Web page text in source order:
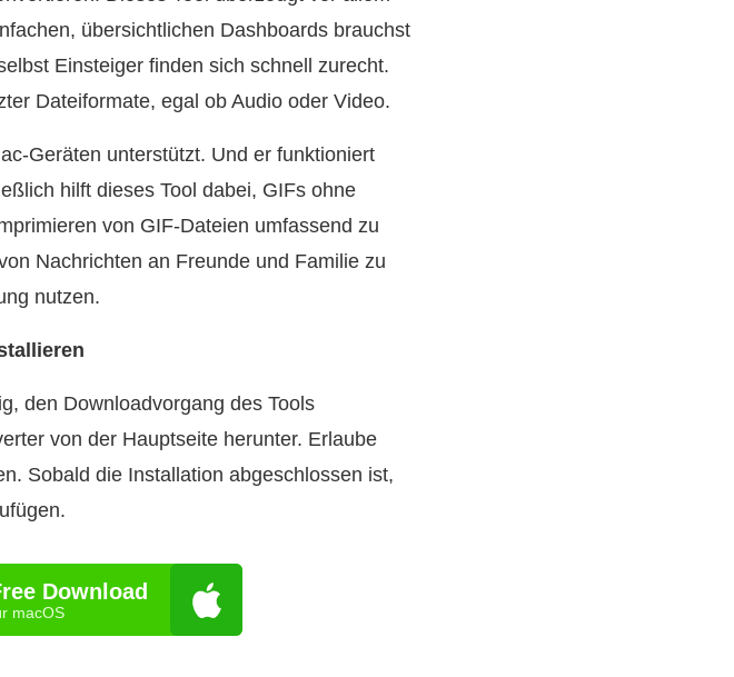
übersichtlichen Dashboards brauchst
Einsteiger finden sich schnell zurecht.
Dateiformate, egal ob Audio oder Video.
unterstützt. Und er funktioniert
hilft dieses Tool dabei, GIFs ohne
von GIF‑Dateien umfassend zu
Nachrichten an Freunde und Familie zu
nutzen.
den Downloadvorgang des Tools
von der Hauptseite herunter. Erlaube
Sobald die Installation abgeschlossen ist,
Download
macOS